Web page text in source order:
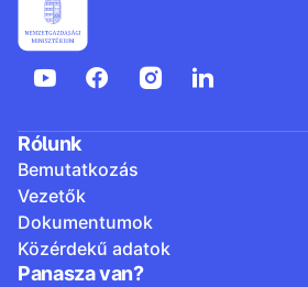
Rólunk
Bemutatkozás
Vezetők
Dokumentumok
Közérdekű adatok
Panasza van?